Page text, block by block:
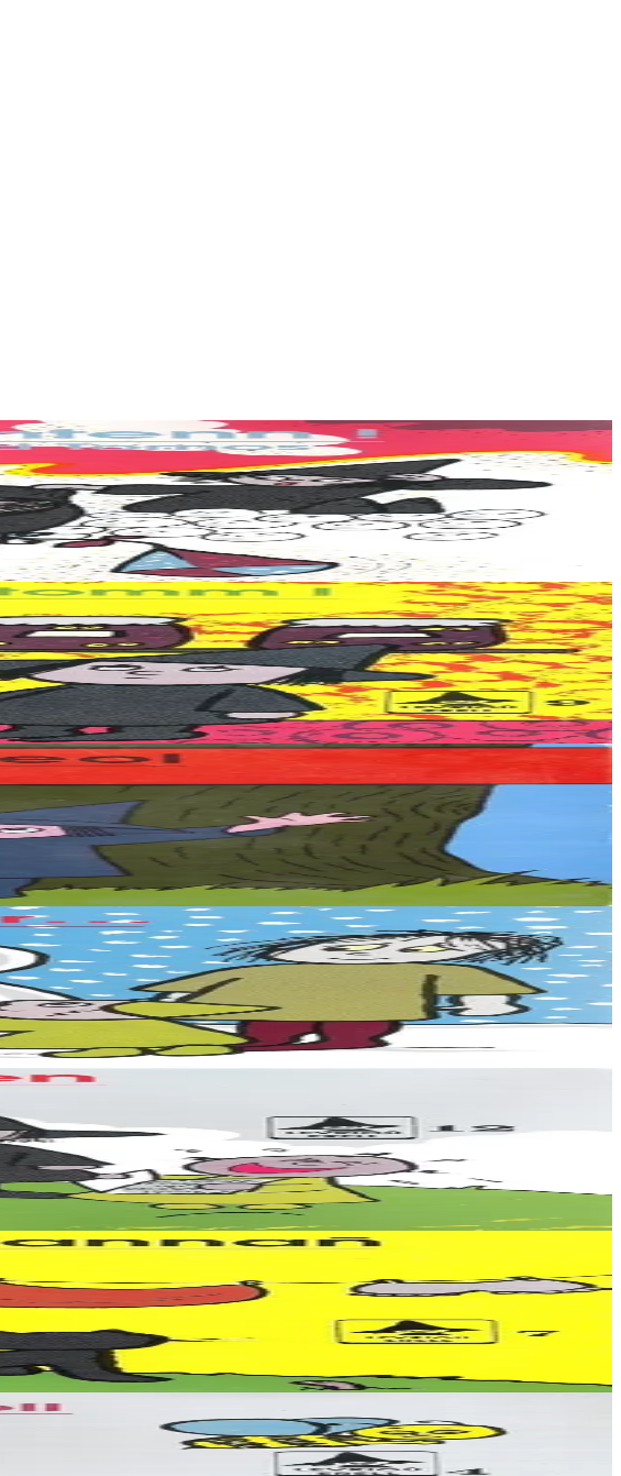
deoc'h... "Diwall !...
da vihanañ. Nemet , ha hi o vont da...
Katell Skubell ha Katell Spanell !...
eo buhez ar baotred kozh.
ur gartenn dezhañ e-unan !...
Brell... Betek ma'z a hemañ da...